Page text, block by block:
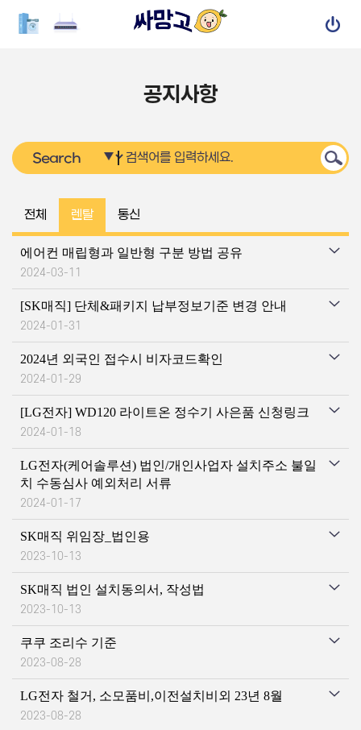
공지사항
전체 렌탈 통신
에어컨 매립형과 일반형 구분 방법 공유
2024-03-11
[SK매직] 단체&패키지 납부정보기준 변경 안내
2024-01-31
2024년 외국인 접수시 비자코드확인
2024-01-29
[LG전자] WD120 라이트온 정수기 사은품 신청링크
2024-01-18
LG전자(케어솔루션) 법인/개인사업자 설치주소 불일
치 수동심사 예외처리 서류
2024-01-17
SK매직 위임장_법인용
2023-10-13
SK매직 법인 설치동의서, 작성법
2023-10-13
쿠쿠 조리수 기준
2023-08-28
LG전자 철거, 소모품비,이전설치비외 23년 8월
2023-08-28